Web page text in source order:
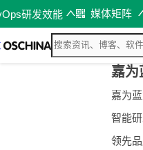
研发效能 媒体矩阵
嘉为
嘉为
智能
领先